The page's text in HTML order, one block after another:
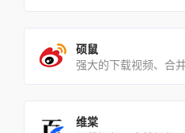
硕鼠
强大的下载视频、合
维棠